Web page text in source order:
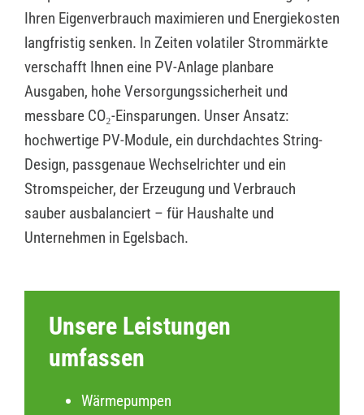
Ihren Eigenverbrauch maximieren und Energiekosten
langfristig senken. In Zeiten volatiler Strommärkte
verschafft Ihnen eine PV-Anlage planbare
Ausgaben, hohe Versorgungssicherheit und
messbare CO₂-Einsparungen. Unser Ansatz:
hochwertige PV-Module, ein durchdachtes String-
Design, passgenaue Wechselrichter und ein
Stromspeicher, der Erzeugung und Verbrauch
sauber ausbalanciert – für Haushalte und
Unternehmen in Egelsbach.
Unsere Leistungen
umfassen
Wärmepumpen